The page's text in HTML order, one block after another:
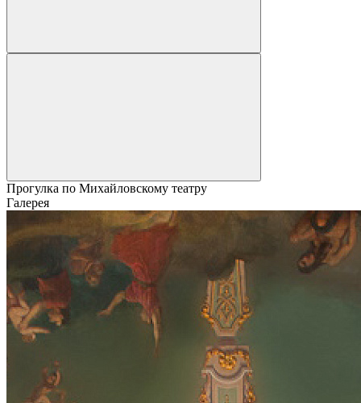
Прогулка по Михайловскому театру
Галерея